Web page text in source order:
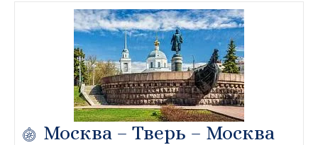
Москва – Тверь – Москва